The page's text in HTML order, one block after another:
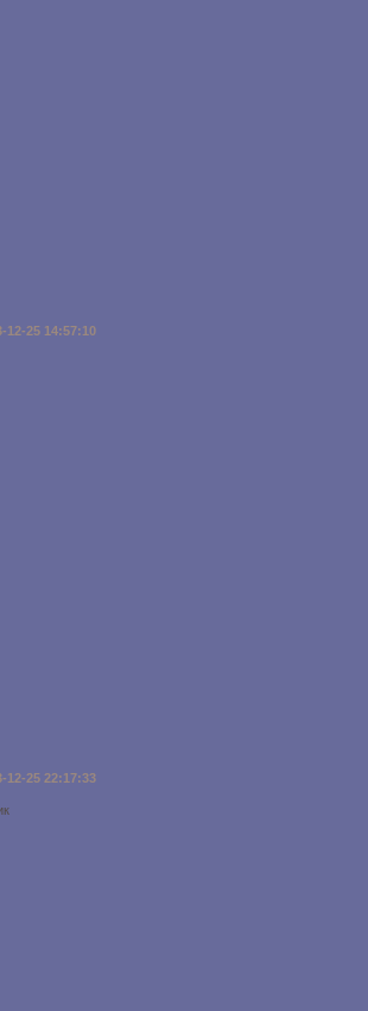
12-25 14:57:10
12-25 22:17:33